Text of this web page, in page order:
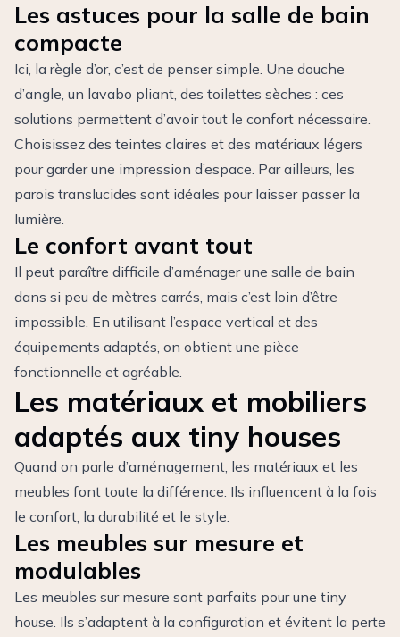
Les astuces pour la salle de bain
compacte
Ici, la règle d’or, c’est de penser simple. Une douche
d’angle, un lavabo pliant, des toilettes sèches : ces
solutions permettent d’avoir tout le confort nécessaire.
Choisissez des teintes claires et des matériaux légers
pour garder une impression d’espace. Par ailleurs, les
parois translucides sont idéales pour laisser passer la
lumière.
Le confort avant tout
Il peut paraître difficile d’aménager une salle de bain
dans si peu de mètres carrés, mais c’est loin d’être
impossible. En utilisant l’espace vertical et des
équipements adaptés, on obtient une pièce
fonctionnelle et agréable.
Les matériaux et mobiliers
adaptés aux tiny houses
Quand on parle d’aménagement, les matériaux et les
meubles font toute la différence. Ils influencent à la fois
le confort, la durabilité et le style.
Les meubles sur mesure et
modulables
Les meubles sur mesure sont parfaits pour une tiny
house. Ils s’adaptent à la configuration et évitent la perte